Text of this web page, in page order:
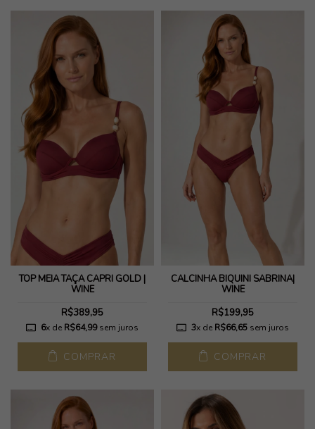
TOP MEIA TAÇA CAPRI GOLD |
WINE
R$389,95
6x de R$64,99sem juros
COMPRAR
CALCINHA BIQUINI SABRINA|
WINE
R$199,95
3x de R$66,65sem juros
COMPRAR